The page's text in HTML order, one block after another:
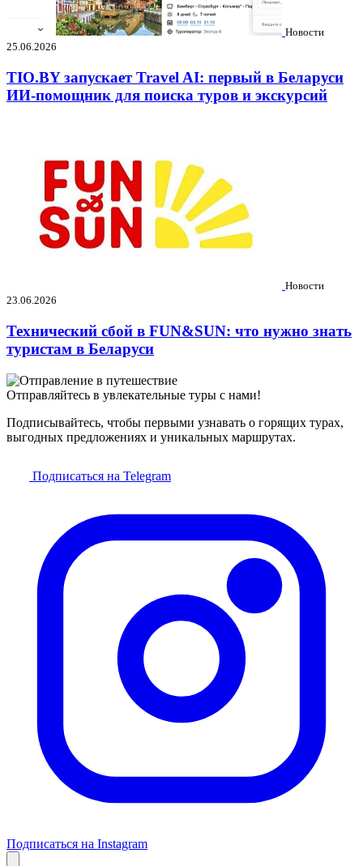
Новости
25.06.2026
TIO.BY запускает Travel AI: первый в Беларуси
ИИ-помощник для поиска туров и экскурсий
Новости
23.06.2026
Технический сбой в FUN&SUN: что нужно знать
туристам в Беларуси
Отправляйтесь в увлекательные туры с нами!
Подписывайтесь, чтобы первыми узнавать о горящих турах,
выгодных предложениях и уникальных маршрутах.
Подписаться на Telegram
Подписаться на Instagram